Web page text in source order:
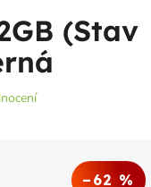
(Stav
–62 %